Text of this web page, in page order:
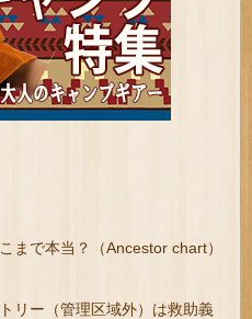
まで本当？（Ancestor chart）
リー（管理区域外）は救助義